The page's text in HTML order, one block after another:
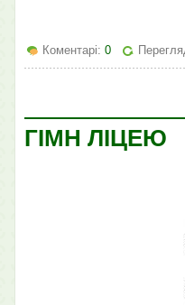
Коментарі: 0
ГІМН ЛІЦЕЮ